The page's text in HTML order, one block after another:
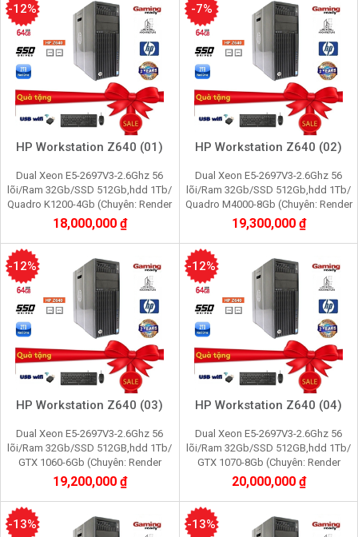
HP Workstation Z640 (01)
Dual Xeon E5-2697V3-2.6Ghz 56
lõi/Ram 32Gb/SSD 512Gb,hdd 1Tb/
Quadro K1200-4Gb (Chuyên: Render
3d,Edit video máy ảo,giả lập game,
youtube, tiktok)
18,000,000 ₫
-12%
HP Workstation Z640 (02)
Dual Xeon E5-2697V3-2.6Ghz 56
lõi/Ram 32Gb/SSD 512Gb,hdd 1Tb/
Quadro M4000-8Gb (Chuyên: Render
3d,Edit video máy ảo, giả lập game,
youtube, tiktok)
19,300,000 ₫
-7%
HP Workstation Z640 (03)
Dual Xeon E5-2697V3-2.6Ghz 56
lõi/Ram 32Gb/SSD 512GB,hdd 1Tb/
GTX 1060-6Gb (Chuyên: Render
3d,Edit video máy ảo , giả lập game,
youtube, tiktok)
19,200,000 ₫
-12%
HP Workstation Z640 (04)
Dual Xeon E5-2697V3-2.6Ghz 56
lõi/Ram 32Gb/SSD 512GB,hdd 1Tb/
GTX 1070-8Gb (Chuyên: Render
3d,Edit video máy ảo, giả lập game,
youtube, tiktok)
20,000,000 ₫
-12%
-13% -13%